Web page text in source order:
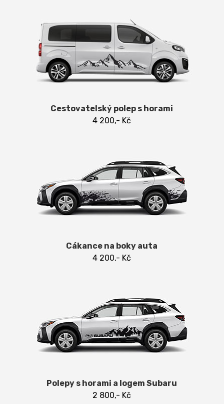
Cestovatelský polep s horami
4 200,- Kč
Cákance na boky auta
4 200,- Kč
Polepy s horami a logem Subaru
2 800,- Kč